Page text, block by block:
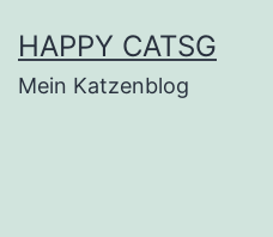
Inhalt
springen
HAPPY CATSG
Mein Katzenblog